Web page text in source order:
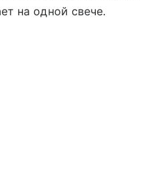
на одной свече.